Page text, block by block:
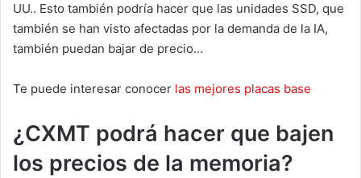
UU.. Esto también podría hacer que las unidades SSD, que
también se han visto afectadas por la demanda de la IA,
también puedan bajar de precio…
Te puede interesar conocer las mejores placas base
¿CXMT podrá hacer que bajen
los precios de la memoria?